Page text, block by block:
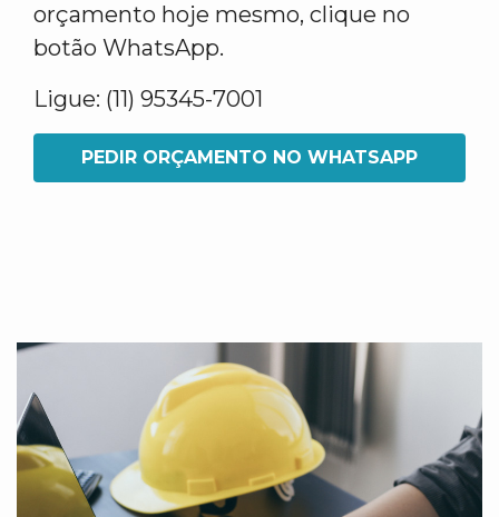
orçamento hoje mesmo, clique no
botão WhatsApp.
Ligue: (11) 95345-7001
PEDIR ORÇAMENTO NO WHATSAPP